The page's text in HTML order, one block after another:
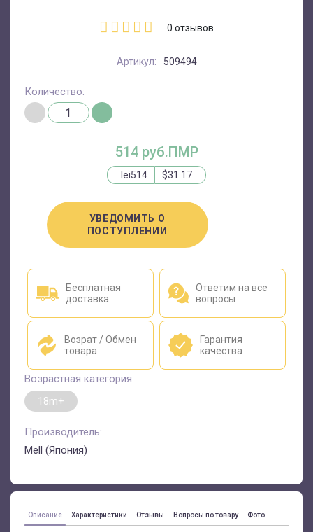
0 отзывов
Артикул: 509494
514 руб.ПМР
lei514 $31.17
УВЕДОМИТЬ О
ПОСТУПЛЕНИИ
Количество:
Бесплатная
доставка
Ответим на все
вопросы
Возрат / Обмен
товара
Гарантия
качества
Возрастная категория:
18m+
Производитель:
Mell (Япония)
Описание Характеристики Отзывы Вопросы по товару Фото